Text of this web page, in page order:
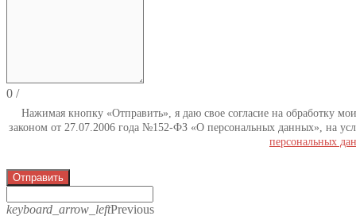
0 /
Нажимая кнопку «Отправить», я даю свое согласие на обработку
законом от 27.07.2006 года №152-ФЗ «О персональных данных», на
персональных
Отправить
keyboard_arrow_leftPrevious